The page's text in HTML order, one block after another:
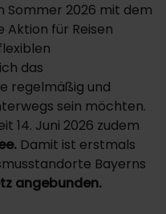
Sommer 2026 mit dem
Aktion für Reisen
das
regelmäßig und
sein möchten.
14. Juni 2026 zudem
Damit ist erstmals
Bayerns
angebunden.